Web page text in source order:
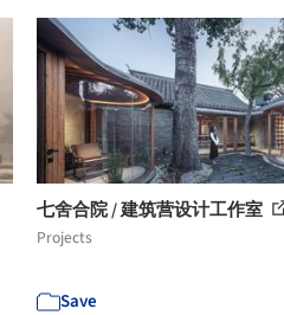
七舍合院 / 建筑营设计工作室
Projects
Save